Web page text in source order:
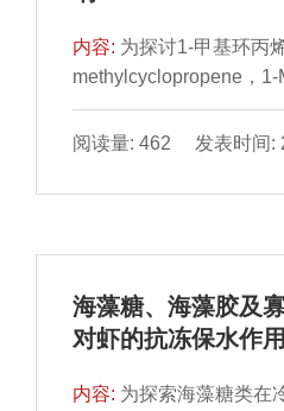
降，涂膜处理还
内容: 为探讨1-甲基环丙
methylcyclopropene，
地的影响，以“洛椒118”
质构仪质地多面分析方法
分析。结果表明：不同
1.0 mL/L 1-MCP处理的
嚼性、回复性等质构性
结果，1.0 mL/L 1-MCP
阅读量: 462 发表时间:
海藻糖、海藻胶及
对虾的抗冻保水作用
内容: 为探索海藻糖类在